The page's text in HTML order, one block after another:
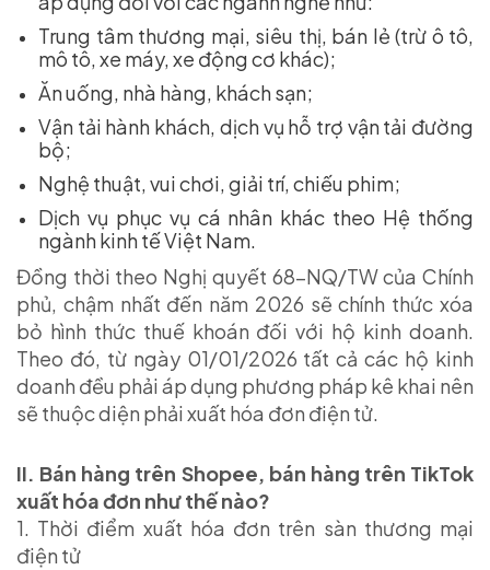
Trung tâm thương mại, siêu thị, bán lẻ (trừ ô tô,
mô tô, xe máy, xe động cơ khác);
Ăn uống, nhà hàng, khách sạn;
Vận tải hành khách, dịch vụ hỗ trợ vận tải đường
bộ;
Nghệ thuật, vui chơi, giải trí, chiếu phim;
Dịch vụ phục vụ cá nhân khác theo Hệ thống
ngành kinh tế Việt Nam.
Đồng thời theo Nghị quyết 68-NQ/TW của Chính
phủ, chậm nhất đến năm 2026 sẽ chính thức xóa
bỏ hình thức thuế khoán đối với hộ kinh doanh.
Theo đó, từ ngày 01/01/2026 tất cả các hộ kinh
doanh đều phải áp dụng phương pháp kê khai nên
sẽ thuộc diện phải xuất hóa đơn điện tử.
II. Bán hàng trên Shopee, bán hàng trên TikTok
xuất hóa đơn như thế nào?
1. Thời điểm xuất hóa đơn trên sàn thương mại
điện tử